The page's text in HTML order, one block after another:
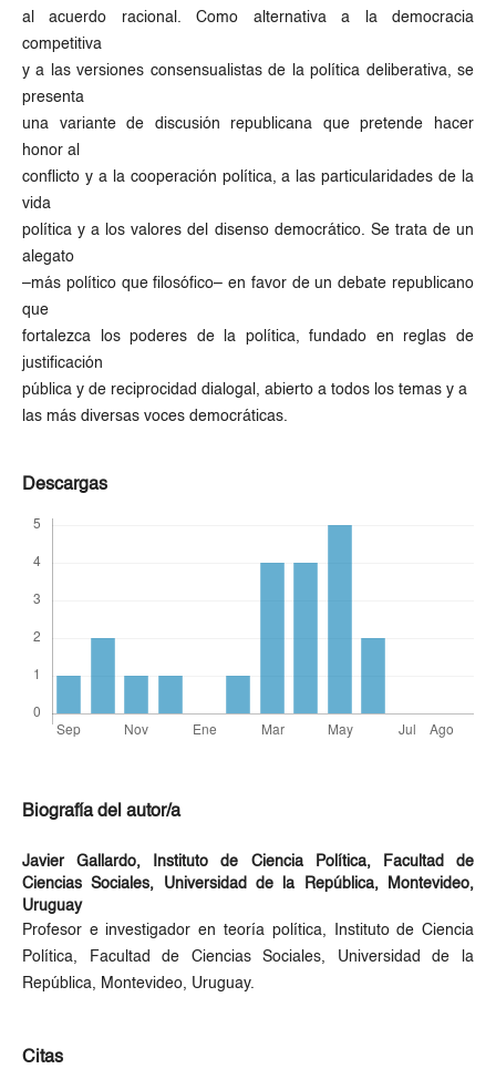
al acuerdo racional. Como alternativa a la democracia
competitiva
y a las versiones consensualistas de la política deliberativa, se
presenta
una variante de discusión republicana que pretende hacer
honor al
conflicto y a la cooperación política, a las particularidades de la
vida
política y a los valores del disenso democrático. Se trata de un
alegato
–más político que filosófico– en favor de un debate republicano
que
fortalezca los poderes de la política, fundado en reglas de
justificación
pública y de reciprocidad dialogal, abierto a todos los temas y a
las más diversas voces democráticas.
Descargas
Biografía del autor/a
Javier Gallardo,
Instituto de Ciencia Política, Facultad de
Ciencias Sociales, Universidad de la República, Montevideo,
Uruguay
Profesor e investigador en teoría política, Instituto de Ciencia
Política, Facultad de Ciencias Sociales, Universidad de la
República, Montevideo, Uruguay.
Citas